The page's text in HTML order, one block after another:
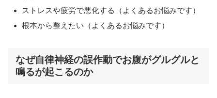
ストレスや疲労で悪化する（よくあるお悩みです）
根本から整えたい（よくあるお悩みです）
なぜ自律神経の誤作動でお腹がグルグルと
鳴るが起こるのか